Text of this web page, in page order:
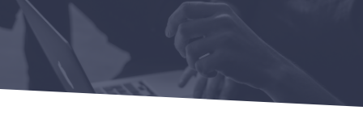
Offerte
1. Seo voor beginners +
2. Onderzoeken +